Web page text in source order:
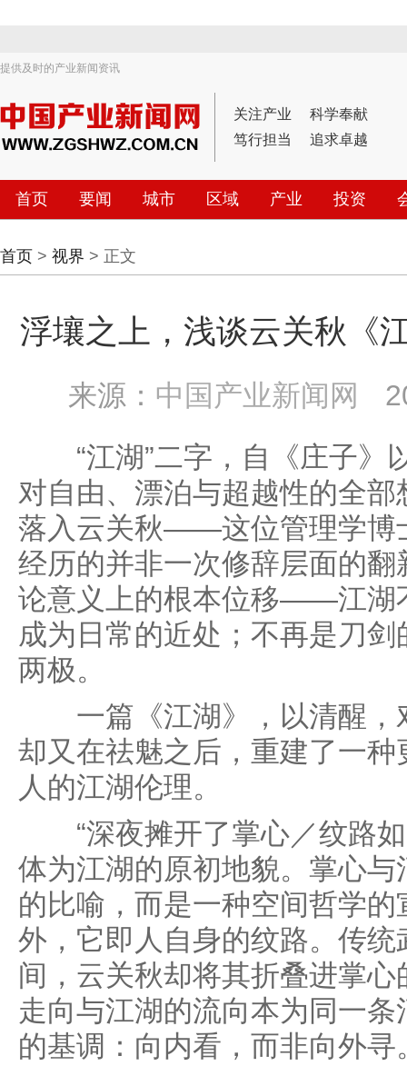
提供及时的产业新闻资讯
关注产业
科学奉献
笃行担当
追求卓越
首页 要闻 城市 区域 产业 投资
首页 > 视界 > 正文
浮壤之上，浅谈云关秋《
来源： 中国产业新闻网
“江湖”二字，自《庄子》
对自由、漂泊与超越性的全
落入云关秋——这位管理学博
经历的并非一次修辞层面的
论意义上的根本位移——江湖
成为日常的近处；不再是刀
两极。
一篇《江湖》，以清醒，
却又在祛魅之后，重建了一
人的江湖伦理。
“深夜摊开了掌心／纹路
体为江湖的原初地貌。掌心
的比喻，而是一种空间哲学
外，它即人自身的纹路。传
间，云关秋却将其折叠进掌
走向与江湖的流向本为同一
的基调：向内看，而非向外寻